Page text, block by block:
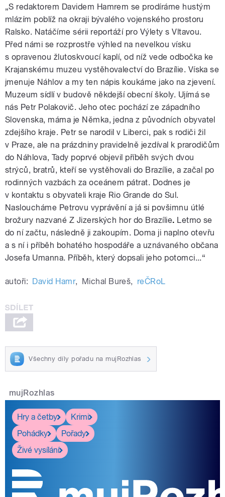
„S redaktorem Davidem Hamrem se prodíráme hustým
mlázím poblíž na okraji bývalého vojenského prostoru
Ralsko. Natáčíme sérii reportáží pro Výlety s Vltavou.
Před námi se rozprostře výhled na nevelkou vísku
s opravenou žlutoskvoucí kaplí, od níž vede odbočka ke
Krajanskému muzeu vystěhovalectví do Brazílie. Víska se
jmenuje Náhlov a my ten nápis koukáme jako na zjevení.
Muzeum sídlí v budově někdejší obecní školy. Ujímá se
nás Petr Polakovič. Jeho otec pochází ze západního
Slovenska, máma je Němka, jedna z původních obyvatel
zdejšího kraje. Petr se narodil v Liberci, pak s rodiči žil
v Praze, ale na prázdniny pravidelně jezdíval k prarodičům
do Náhlova, Tady poprvé objevil příběh svých dvou
strýců, bratrů, kteří se vystěhovali do Brazílie, a začal po
rodinných vazbách za oceánem pátrat. Dodnes je
v kontaktu s obyvateli kraje Rio Grande do Sul.
Nasloucháme Petrovu vyprávění a já si povšimnu útlé
brožury nazvané Z Jizerských hor do Brazílie. Letmo se
do ní začtu, následně ji zakoupím. Doma ji naplno otevřu
a s ní i příběh bohatého hospodáře a uznávaného občana
Josefa Umanna. Příběh, který dopsali jeho potomci...“
autoři: David Hamr, Michal Bureš, reČRoL
Všechny díly pořadu na mujRozhlas
mujRozhlas
Hry a četby
Krimi
Pohádky
Pořady
Živé vysílání